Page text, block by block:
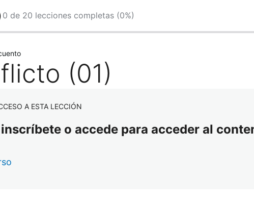
0 de 20 lecciones completas (0%)
(01)
A ESTA LECCIÓN
o accede para acceder al